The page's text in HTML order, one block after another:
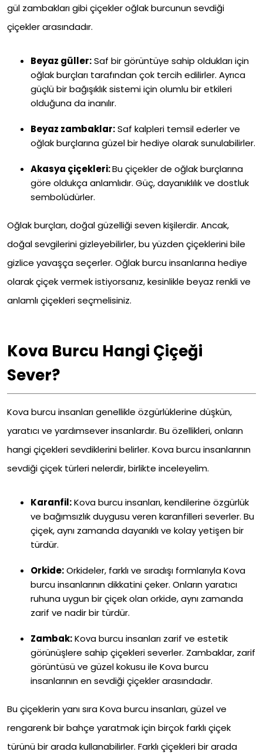
gül zambakları gibi çiçekler oğlak burcunun sevdiği
çiçekler arasındadır.
Beyaz güller:Saf bir görüntüye sahip oldukları için
oğlak burçları tarafından çok tercih edilirler. Ayrıca
güçlü bir bağışıklık sistemi için olumlu bir etkileri
olduğuna da inanılır.
Beyaz zambaklar:Saf kalpleri temsil ederler ve
oğlak burçlarına güzel bir hediye olarak sunulabilirler.
Akasya çiçekleri:Bu çiçekler de oğlak burçlarına
göre oldukça anlamlıdır. Güç, dayanıklılık ve dostluk
sembolüdürler.
Oğlak burçları, doğal güzelliği seven kişilerdir. Ancak,
doğal sevgilerini gizleyebilirler, bu yüzden çiçeklerini bile
gizlice yavaşça seçerler. Oğlak burcu insanlarına hediye
olarak çiçek vermek istiyorsanız, kesinlikle beyaz renkli ve
anlamlı çiçekleri seçmelisiniz.
Kova Burcu Hangi Çiçeği
Sever?
Kova burcu insanları genellikle özgürlüklerine düşkün,
yaratıcı ve yardımsever insanlardır. Bu özellikleri, onların
hangi çiçekleri sevdiklerini belirler. Kova burcu insanlarının
sevdiği çiçek türleri nelerdir, birlikte inceleyelim.
Karanfil:Kova burcu insanları, kendilerine özgürlük
ve bağımsızlık duygusu veren karanfilleri severler. Bu
çiçek, aynı zamanda dayanıklı ve kolay yetişen bir
türdür.
Orkide:Orkideler, farklı ve sıradışı formlarıyla Kova
burcu insanlarının dikkatini çeker. Onların yaratıcı
ruhuna uygun bir çiçek olan orkide, aynı zamanda
zarif ve nadir bir türdür.
Zambak:Kova burcu insanları zarif ve estetik
görünüşlere sahip çiçekleri severler. Zambaklar, zarif
görüntüsü ve güzel kokusu ile Kova burcu
insanlarının en sevdiği çiçekler arasındadır.
Bu çiçeklerin yanı sıra Kova burcu insanları, güzel ve
rengarenk bir bahçe yaratmak için birçok farklı çiçek
türünü bir arada kullanabilirler. Farklı çiçekleri bir arada